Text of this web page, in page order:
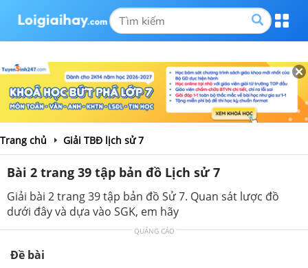
Trang chủ Giải TBĐ lịch sử 7
Bài 2 trang 39 tập bản đồ Lịch sử 7
Giải bài 2 trang 39 tập bản đồ Sử 7. Quan sát lược đồ
dưới đây và dựa vào SGK, em hãy
QUẢNG CÁO
Đề bài